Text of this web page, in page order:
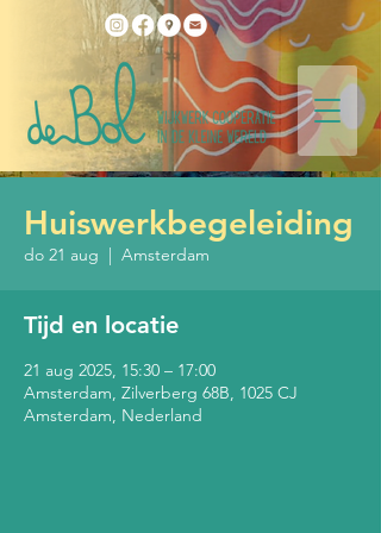
Huiswerkbegeleiding
do 21 aug
  |
Amsterdam
Tijd en locatie
21 aug 2025, 15:30 – 17:00
Amsterdam, Zilverberg 68B, 1025 CJ
Amsterdam, Nederland